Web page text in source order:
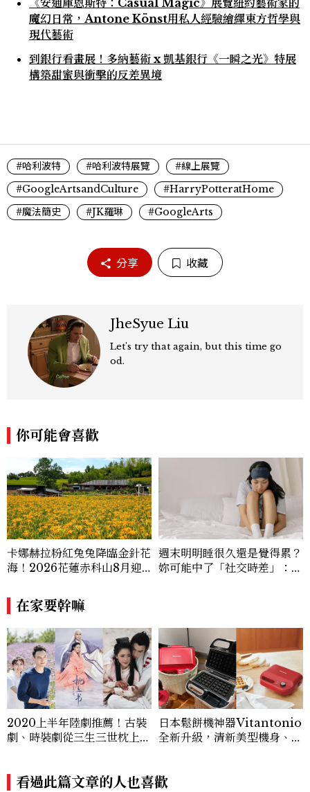
《安通庫恩斯特：Casual Magic》展覽紐約藝術家的
魔幻日常，Antone Könst用私人經驗繪繹東方哲學與
現代藝術
到銀行看畫展！多納藝術 x 凱基銀行《一瞬之光》特展
構築甜蜜與衝擊的反差異境
#哈利波特 #哈利波特展覽
#線上展覽
#GoogleArtsandCulture
#HarryPotteratHome
#魔法簡史
#JK羅琳 #GoogleArts
分享 收藏
JheSyue Liu
Let's try that again, but this time go
od.
你可能會喜歡
卡娜赫拉粉紅兔兔降臨金針花
海！2026花蓮赤科山8月迎
＋夢幻打卡攻略
週末明明睡很久還是覺得累？
妳可能中了「社交時差」：睡
在家要幹嘛
2020上半年陸劇推薦！古裝
劇、時裝劇從三生三世枕上
日本鬆餅機神器Vitantonio
全新升級，清新美型機身、14
看過此篇文章的人也喜歡